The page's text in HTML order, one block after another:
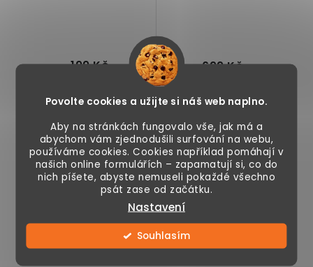
Povolte cookies a užijte si náš web naplno.
Aby na stránkách fungovalo vše, jak má a
abychom vám zjednodušili surfování na webu,
používáme cookies. Cookies například pomáhají v
našich online formulářích – zapamatují si, co do
nich píšete, abyste nemuseli pokaždé všechno
psát zase od začátku.
Nastavení
Souhlasím
199 Kč
Skleněná váza,
dekorace vhodná
do interiéru, vysoká
18 cm, stříbrná
Vyprodáno a
ukončeno
699 Kč
Vysoká váza z
keramiky ve tvaru
antické amfory.
Decentní,
minimalistický...